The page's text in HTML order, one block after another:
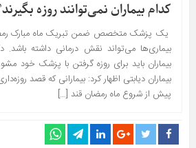
کدام بیماران نمی‌توانند روزه
یک پزشک متخصص ضمن تبریک ماه مبارک
بیماری‌ها می‌تواند نقش درمانی داشته
بیماران باید برای روزه گرفتن با پزشک خود
بیماران دیابتی اظهار کرد: بیمارانی که قصد
پیش از شروع ماه رمضان قند […]